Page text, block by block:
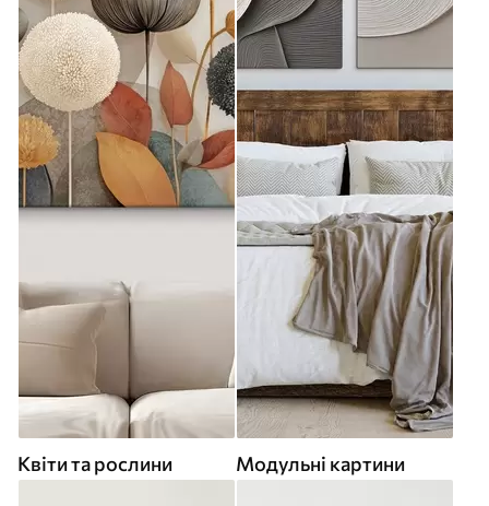
Квіти та рослини Модульні картини